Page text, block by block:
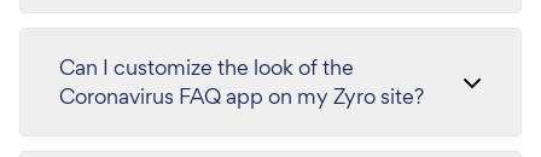
Can I customize the look of the
Coronavirus FAQ app on my Zyro site?